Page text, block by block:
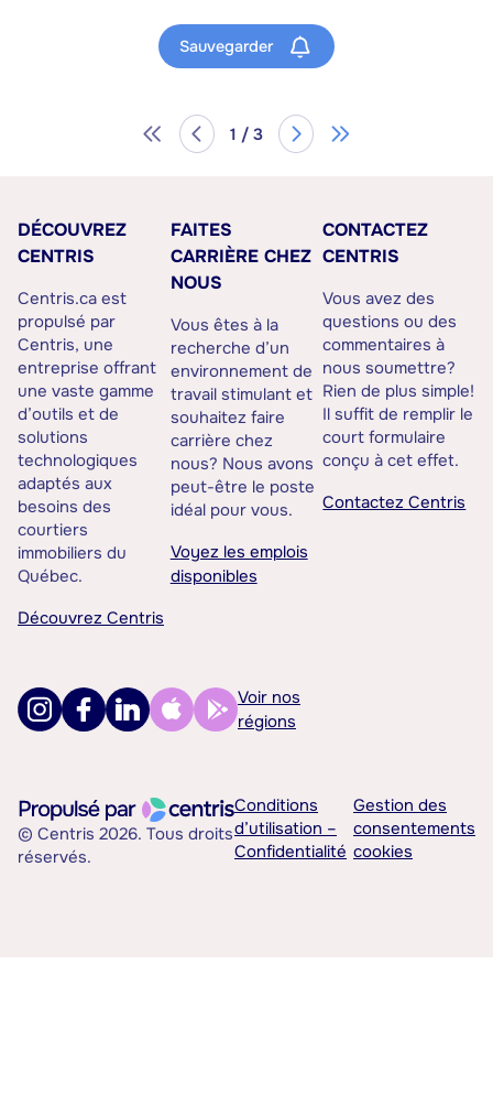
Sauvegarder
1 / 3
DÉCOUVREZ
CENTRIS
Centris.ca est
propulsé par
Centris, une
entreprise offrant
une vaste gamme
d’outils et de
solutions
technologiques
adaptés aux
besoins des
courtiers
immobiliers du
Québec.
Découvrez Centris
FAITES
CARRIÈRE CHEZ
NOUS
Vous êtes à la
recherche d’un
environnement de
travail stimulant et
souhaitez faire
carrière chez
nous? Nous avons
peut-être le poste
idéal pour vous.
Voyez les emplois
disponibles
CONTACTEZ
CENTRIS
Vous avez des
questions ou des
commentaires à
nous soumettre?
Rien de plus simple!
Il suffit de remplir le
court formulaire
conçu à cet effet.
Contactez Centris
Voir nos
régions
© Centris 2026. Tous droits
réservés.
Conditions
d’utilisation –
Confidentialité
Gestion des
consentements
cookies